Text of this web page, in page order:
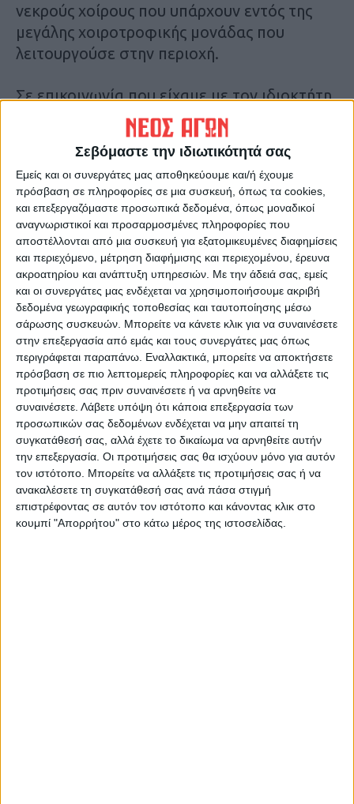
Σεβόμαστε την ιδιωτικότητά σας
Εμείς και οι συνεργάτες μας αποθηκεύουμε και/ή έχουμε
πρόσβαση σε πληροφορίες σε μια συσκευή, όπως τα cookies,
και επεξεργαζόμαστε προσωπικά δεδομένα, όπως μοναδικοί
αναγνωριστικοί και προσαρμοσμένες πληροφορίες που
αποστέλλονται από μια συσκευή για εξατομικευμένες διαφημίσεις
και περιεχόμενο, μέτρηση διαφήμισης και περιεχομένου, έρευνα
ακροατηρίου και ανάπτυξη υπηρεσιών. Με την άδειά σας, εμείς
και οι συνεργάτες μας ενδέχεται να χρησιμοποιήσουμε ακριβή
δεδομένα γεωγραφικής τοποθεσίας και ταυτοποίησης μέσω
σάρωσης συσκευών. Μπορείτε να κάνετε κλικ για να συναινέσετε
στην επεξεργασία από εμάς και τους συνεργάτες μας όπως
περιγράφεται παραπάνω. Εναλλακτικά, μπορείτε να αποκτήσετε
πρόσβαση σε πιο λεπτομερείς πληροφορίες και να αλλάξετε τις
προτιμήσεις σας πριν συναινέσετε ή να αρνηθείτε να
συναινέσετε. Λάβετε υπόψη ότι κάποια επεξεργασία των
προσωπικών σας δεδομένων ενδέχεται να μην απαιτεί τη
συγκατάθεσή σας, αλλά έχετε το δικαίωμα να αρνηθείτε αυτήν
την επεξεργασία. Οι προτιμήσεις σας θα ισχύουν μόνο για αυτόν
τον ιστότοπο. Μπορείτε να αλλάξετε τις προτιμήσεις σας ή να
ανακαλέσετε τη συγκατάθεσή σας ανά πάσα στιγμή
επιστρέφοντας σε αυτόν τον ιστότοπο και κάνοντας κλικ στο
κουμπί "Απορρήτου" στο κάτω μέρος της ιστοσελίδας.
νεκρούς χοίρους που υπάρχουν εντός της
μεγάλης χοιροτροφικής μονάδας που
λειτουργούσε στην περιοχή.
Σε επικοινωνία που είχαμε με τον ιδιοκτήτη
της μονάδας, κ. Γιώργος Διδάγγελο,
σημείωσε ότι περισσότερα από 6.000
νεκροί χοίροι παραμένουν ακόμη εντός της
μονάδας. Ο ίδιος μάλιστα απευθύνει
έκκληση προς κάθε αρμόδιο ώστε να
προχωρήσει άμεσα η περισυλλογή τους.
Τελευταίες Ειδήσεις Σήμερα
Ακολούθησε την εφημερίδα ΝΕΟΣ
ΑΓΩΝ στο Google News!
Όλες οι εξελίξεις στην περιοχή της
Καρδίτσας και ευρύτερα της Θεσσαλίας
ΠΡΟΗΓΟΥΜΕΝΟ ΑΡΘΡΟ
Κρανίου τόπος ο Βλοχός
(φωτο)
ΕΠΟΜΕΝΟ ΑΡΘΡΟ
Η νυκτωδία του βάλτου